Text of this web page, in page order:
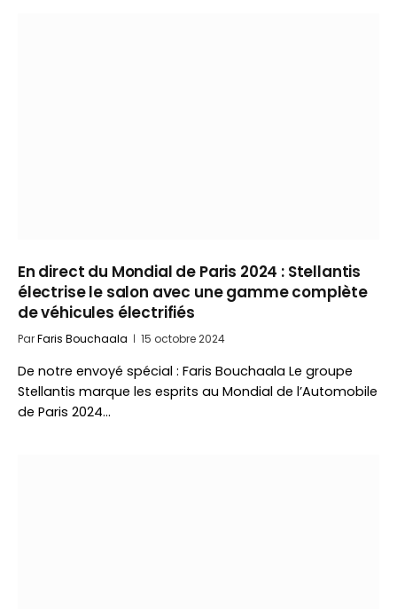
En direct du Mondial de Paris 2024 : Stellantis
électrise le salon avec une gamme complète
de véhicules électrifiés
ParFaris Bouchaala 15 octobre 2024
De notre envoyé spécial : Faris Bouchaala Le groupe
Stellantis marque les esprits au Mondial de l’Automobile
de Paris 2024…